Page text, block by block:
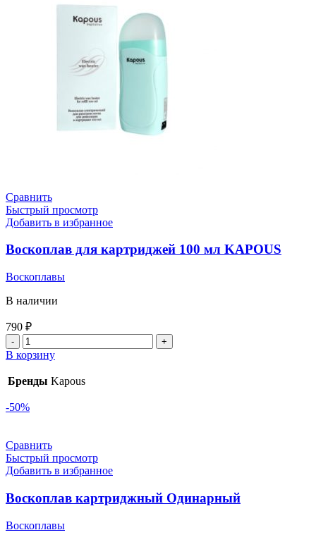
ИГРОbeauty
Сравнить
Быстрый просмотр
Добавить в избранное
Воскоплав для картриджей 100 мл KAPOUS
Воскоплавы
В наличии
790 ₽
Количество
товара
для
картриджей
100
мл
В корзину
Бренды Kapous
-50%
Сравнить
Быстрый просмотр
Добавить в избранное
Воскоплав картриджный Одинарный
Воскоплавы